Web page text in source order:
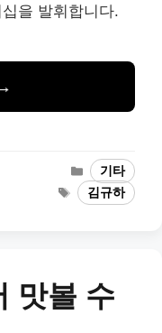
을 발휘합니다.
Categories
기타
Tags김규하
맛볼 수